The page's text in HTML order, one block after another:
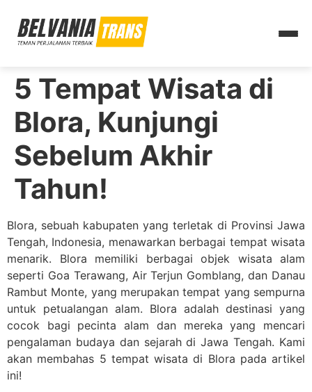
5 Tempat Wisata di
Blora, Kunjungi
Sebelum Akhir
Tahun!
Blora, sebuah kabupaten yang terletak di Provinsi Jawa
Tengah, Indonesia, menawarkan berbagai tempat wisata
menarik. Blora memiliki berbagai objek wisata alam
seperti Goa Terawang, Air Terjun Gomblang, dan Danau
Rambut Monte, yang merupakan tempat yang sempurna
untuk petualangan alam. Blora adalah destinasi yang
cocok bagi pecinta alam dan mereka yang mencari
pengalaman budaya dan sejarah di Jawa Tengah. Kami
akan membahas 5 tempat wisata di Blora pada artikel
ini!